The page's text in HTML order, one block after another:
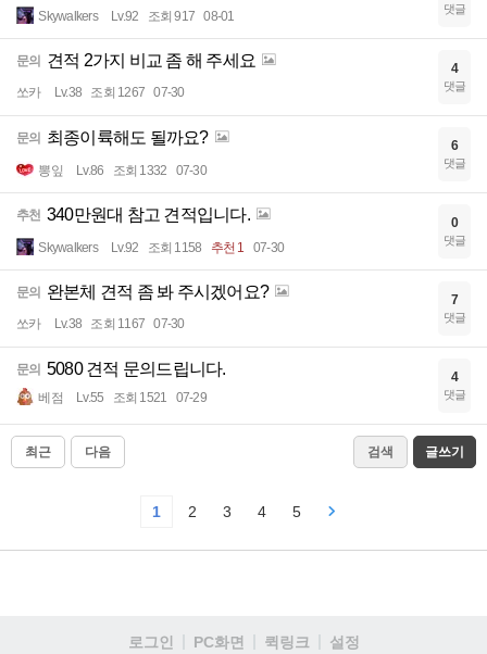
Skywalkers Lv.92 조회 917 08-01 댓글
문의 견적 2가지 비교 좀 해 주세요
쏘카 Lv.38 조회 1267 07-30
4
댓글
문의 최종이륙해도 될까요?
뽕잎 Lv.86 조회 1332 07-30
6
댓글
추천 340만원대 참고 견적입니다.
Skywalkers Lv.92 조회 1158 추천 1 07-30
0
댓글
문의 완본체 견적 좀 봐 주시겠어요?
쏘카 Lv.38 조회 1167 07-30
7
댓글
문의 5080 견적 문의드립니다.
베점 Lv.55 조회 1521 07-29
4
댓글
최근 다음 검색 글쓰기
1 2 3 4 5
로그인 PC화면 퀵링크 설정